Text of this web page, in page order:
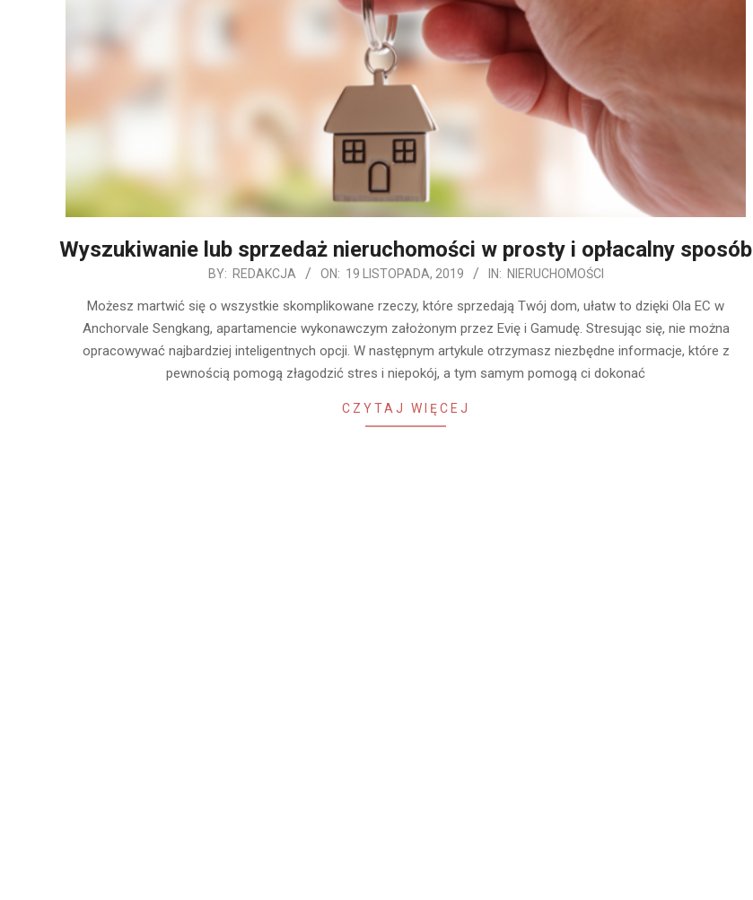
Wyszukiwanie lub sprzedaż nieruchomości w prosty i opłacalny sposób
BY: REDAKCJA ON: 19 LISTOPADA, 2019 IN: NIERUCHOMOŚCI
Możesz martwić się o wszystkie skomplikowane rzeczy, które sprzedają Twój dom, ułatw to dzięki Ola EC w
Anchorvale Sengkang, apartamencie wykonawczym założonym przez Evię i Gamudę. Stresując się, nie można
opracowywać najbardziej inteligentnych opcji. W następnym artykule otrzymasz niezbędne informacje, które z
pewnością pomogą złagodzić stres i niepokój, a tym samym pomogą ci dokonać
CZYTAJ WIĘCEJ